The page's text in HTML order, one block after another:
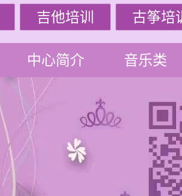
吉他培训 古筝培
中心简介 音乐类